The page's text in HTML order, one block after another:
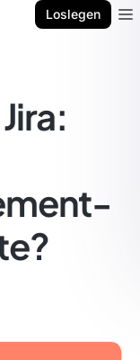
Loslegen